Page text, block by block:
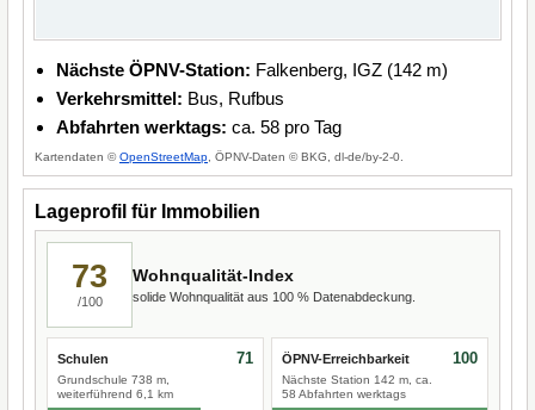
Nächste ÖPNV-Station: Falkenberg, IGZ (142 m)
Verkehrsmittel: Bus, Rufbus
Abfahrten werktags: ca. 58 pro Tag
Kartendaten ©OpenStreetMap , ÖPNV-Daten © BKG, dl-de/by-2-0.
Lageprofil für Immobilien
73
/100
Wohnqualität-Index
solide Wohnqualität aus 100 % Datenabdeckung.
Schulen
Grundschule 738 m,
weiterführend 6,1 km
71 ÖPNV-Erreichbarkeit
Nächste Station 142 m, ca.
58 Abfahrten werktags
100